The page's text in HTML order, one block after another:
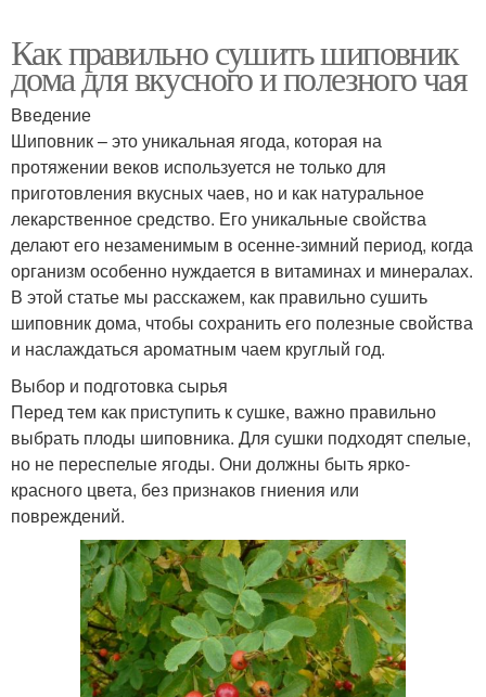
Как правильно сушить шиповник
дома для вкусного и полезного чая
Введение
Шиповник – это уникальная ягода, которая на
протяжении веков используется не только для
приготовления вкусных чаев, но и как натуральное
лекарственное средство. Его уникальные свойства
делают его незаменимым в осенне-зимний период, когда
организм особенно нуждается в витаминах и минералах.
В этой статье мы расскажем, как правильно сушить
шиповник дома, чтобы сохранить его полезные свойства
и наслаждаться ароматным чаем круглый год.
Выбор и подготовка сырья
Перед тем как приступить к сушке, важно правильно
выбрать плоды шиповника. Для сушки подходят спелые,
но не переспелые ягоды. Они должны быть ярко-
красного цвета, без признаков гниения или
повреждений.